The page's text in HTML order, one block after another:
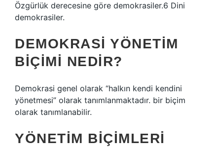
Özgürlük derecesine göre demokrasiler.6 Dini
demokrasiler.
DEMOKRASI YÖNETIM
BIÇIMI NEDIR?
Demokrasi genel olarak “halkın kendi kendini
yönetmesi” olarak tanımlanmaktadır. bir biçim
olarak tanımlanabilir.
YÖNETIM BIÇIMLERI